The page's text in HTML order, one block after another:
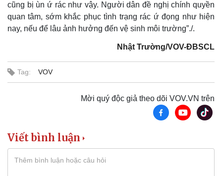
cũng bị ùn ứ rác như vậy. Người dân đề nghị chính quyền
quan tâm, sớm khắc phục tình trạng rác ứ đọng như hiện
nay, nếu để lâu ảnh hưởng đến vệ sinh môi trường”./.
Nhật Trường/VOV-ĐBSCL
Tag: VOV
Mời quý độc giả theo dõi VOV.VN trên
Viết bình luận